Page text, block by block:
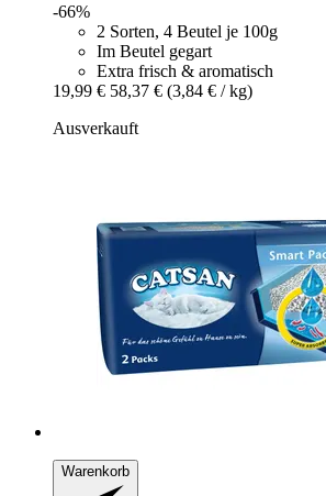
-66%
2 Sorten, 4 Beutel je 100g
Im Beutel gegart
Extra frisch & aromatisch
19,99 € 58,37 € (3,84 € / kg)
Ausverkauft
Warenkorb